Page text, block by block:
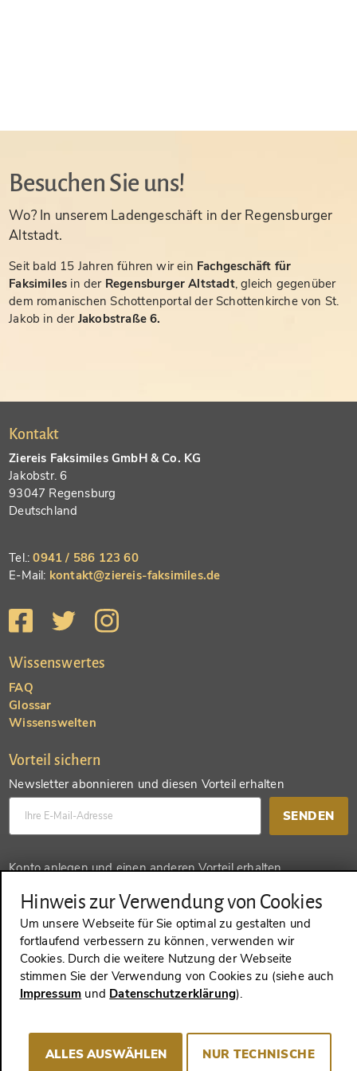
Besuchen Sie uns!
Wo? In unserem Ladengeschäft in der Regensburger
Altstadt.
Seit bald 15 Jahren führen wir ein Fachgeschäft für
Faksimiles in der Regensburger Altstadt, gleich gegenüber
dem romanischen Schottenportal der Schottenkirche von St.
Jakob in der Jakobstraße 6.
Kontakt
Ziereis Faksimiles GmbH & Co. KG
Jakobstr. 6
93047 Regensburg
Deutschland
Tel.:0941 / 586 123 60
E-Mail: kontakt@ziereis-faksimiles.de
Wissenswertes
FAQ
Glossar
Wissenswelten
Vorteil sichern
Newsletter abonnieren und diesen Vorteil erhalten
SENDEN
Konto anlegen und einen anderen Vorteil erhalten
SENDEN
VERTRAG WIDERRUFEN
Impressum AGB Datenschutz Cookie-Consent
Hinweis zur Verwendung von Cookies
Um unsere Webseite für Sie optimal zu gestalten und
fortlaufend verbessern zu können, verwenden wir
Cookies. Durch die weitere Nutzung der Webseite
stimmen Sie der Verwendung von Cookies zu (siehe auch
Impressum und Datenschutzerklärung).
ALLES AUSWÄHLEN NUR TECHNISCHE